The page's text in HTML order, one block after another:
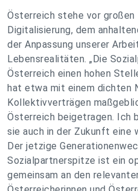
Österreich stehe vor großen
Digitalisierung, dem
der Anpassung unserer
Lebensrealitäten. „Die
Österreich einen hohen
hat etwa mit einem dichten
Kollektivverträgen
Österreich beigetragen. Ich
sie auch in der Zukunft eine
Der jetzige
Sozialpartnerspitze ist ein
gemeinsam an den